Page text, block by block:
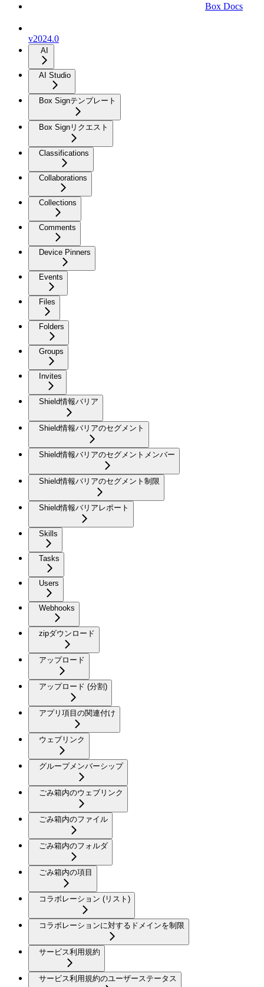
Box Docs
v2024.0
AI
AI Studio
Box Signテンプレート
Box Signリクエスト
Classifications
Collaborations
Collections
Comments
Device Pinners
Events
Files
Folders
Groups
Invites
Shield情報バリア
Shield情報バリアのセグメント
Shield情報バリアのセグメントメンバー
Shield情報バリアのセグメント制限
Shield情報バリアレポート
Skills
Tasks
Users
Webhooks
zipダウンロード
アップロード
アップロード (分割)
アプリ項目の関連付け
ウェブリンク
グループメンバーシップ
ごみ箱内のウェブリンク
ごみ箱内のファイル
ごみ箱内のフォルダ
ごみ箱内の項目
コラボレーション (リスト)
コラボレーションに対するドメインを制限
サービス利用規約
サービス利用規約のユーザーステータス